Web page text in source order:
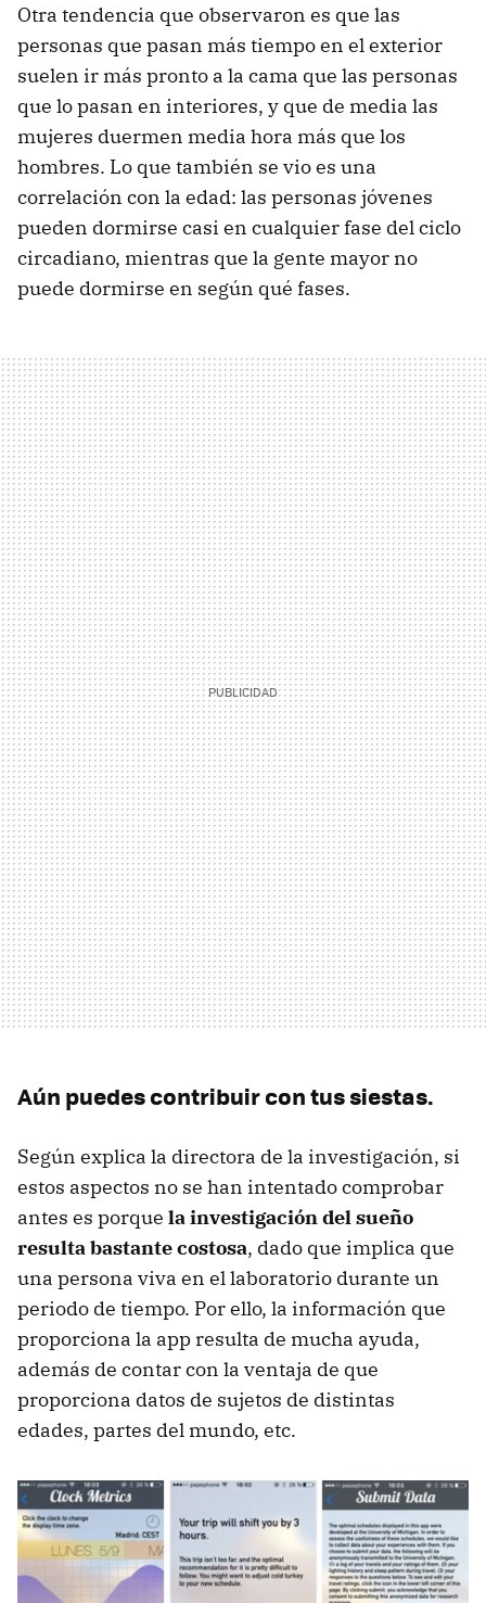
Otra tendencia que observaron es que las
personas que pasan más tiempo en el exterior
suelen ir más pronto a la cama que las personas
que lo pasan en interiores, y que de media las
mujeres duermen media hora más que los
hombres. Lo que también se vio es una
correlación con la edad: las personas jóvenes
pueden dormirse casi en cualquier fase del ciclo
circadiano, mientras que la gente mayor no
puede dormirse en según qué fases.
Aún puedes contribuir con tus siestas.
Según explica la directora de la investigación, si
estos aspectos no se han intentado comprobar
antes es porque la investigación del sueño
resulta bastante costosa, dado que implica que
una persona viva en el laboratorio durante un
periodo de tiempo. Por ello, la información que
proporciona la app resulta de mucha ayuda,
además de contar con la ventaja de que
proporciona datos de sujetos de distintas
edades, partes del mundo, etc.